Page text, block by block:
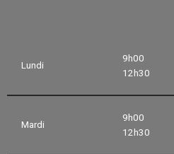
Lundi
9h00
12h30
Mardi
9h00
12h30